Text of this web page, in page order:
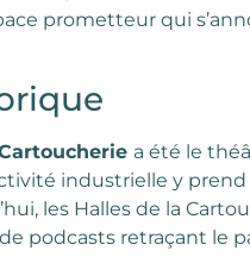
prometteur qui
a été le
industrielle y
les Halles de la
podcasts retraçant le